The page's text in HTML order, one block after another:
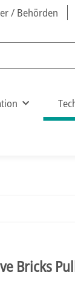
/ Behörden
Bricks